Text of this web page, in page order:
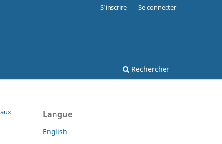
Rechercher
S'inscrire Se connecter
Langue
English